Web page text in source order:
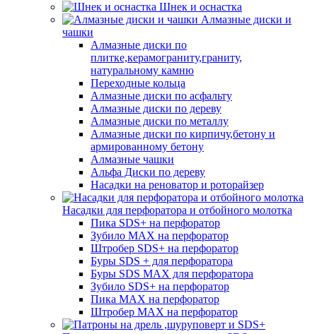
Шнек и оснастка
Алмазные диски и
чашки
Алмазные диски по
плитке,керамограниту,граниту,
натуральному камню
Переходные кольца
Алмазные диски по асфальту
Алмазные диски по дереву
Алмазные диски по металлу
Алмазные диски по кирпичу,бетону и
армированному бетону
Алмазные чашки
Альфа Диски по дереву
Насадки на реноватор и роторайзер
Насадки для перфоратора и отбойного молотка
Пика SDS+ на перфоратор
Зубило MAX на перфоратор
Штробер SDS+ на перфоратор
Буры SDS + для перфоратора
Буры SDS MAX для перфоратора
Зубило SDS+ на перфоратор
Пика MAX на перфоратор
Штробер MAX на перфоратор